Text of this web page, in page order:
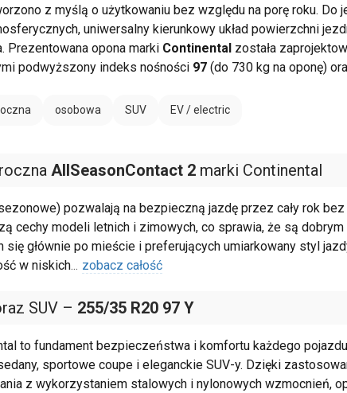
z myślą o użytkowaniu bez względu na porę roku.
uniwersalny kierunkowy układ powierzchni
Prezentowana opona marki Continental została
podwyższony indeks nośności 97 (do 730 kg na oponę)
osobowa SUV EV / electric
AllSeasonContact 2 marki Continental
pozwalają na bezpieczną jazdę przez cały rok
cechy modeli letnich i zimowych, co sprawia, że są
się głównie po mieście i preferujących umiarkowany styl
w niskich... zobacz całość
SUV – 255/35 R20 97 Y
to fundament bezpieczeństwa i komfortu każdego
sportowe coupe i eleganckie SUV-y. Dzięki
z wykorzystaniem stalowych i nylonowych wzmocnień,